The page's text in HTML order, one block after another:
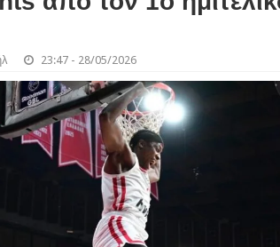
23:47 - 28/05/2026